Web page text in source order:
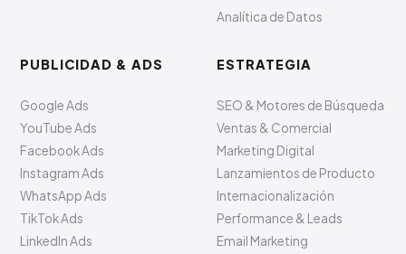
Analítica de Datos
PUBLICIDAD & ADS
Google Ads
YouTube Ads
Facebook Ads
Instagram Ads
WhatsApp Ads
TikTok Ads
LinkedIn Ads
ESTRATEGIA
SEO & Motores de Búsqueda
Ventas & Comercial
Marketing Digital
Lanzamientos de Producto
Internacionalización
Performance & Leads
Email Marketing